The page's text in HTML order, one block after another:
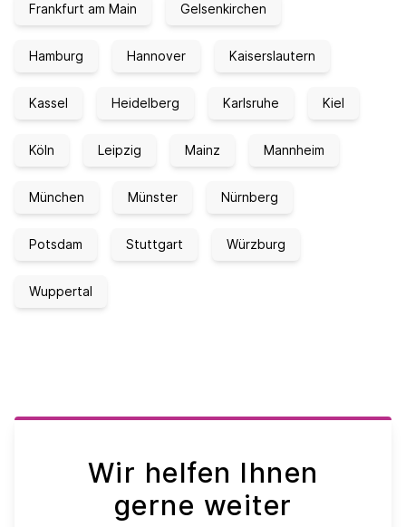
Frankfurt am Main Gelsenkirchen
Hamburg Hannover Kaiserslautern
Kassel Heidelberg Karlsruhe Kiel
Köln Leipzig Mainz Mannheim
München Münster Nürnberg
Potsdam Stuttgart Würzburg
Wuppertal
Wir helfen Ihnen
gerne weiter